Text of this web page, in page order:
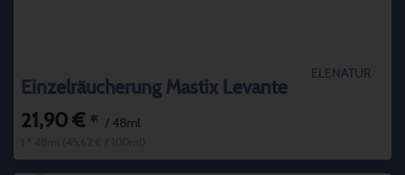
ELENATUR
Einzelräucherung Mastix Levante
21,90 € * / 48ml